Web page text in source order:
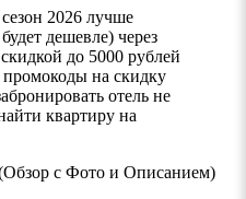
2026 лучше
дешевле) через
до 5000 рублей
промокоды на скидку
отель не
квартиру на